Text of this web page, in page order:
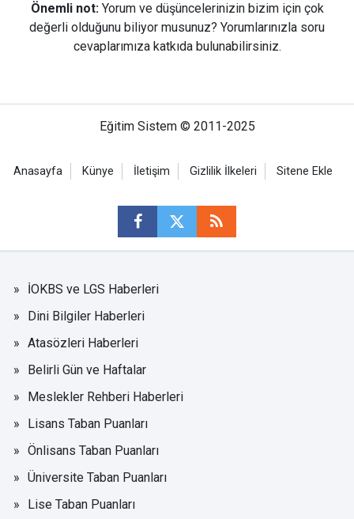
Önemli not: Yorum ve düşüncelerinizin bizim için çok
değerli olduğunu biliyor musunuz? Yorumlarınızla soru
cevaplarımıza katkıda bulunabilirsiniz.
Eğitim Sistem © 2011-2025
Anasayfa Künye İletişim Gizlilik İlkeleri Sitene Ekle
İOKBS ve LGS Haberleri
Dini Bilgiler Haberleri
Atasözleri Haberleri
Belirli Gün ve Haftalar
Meslekler Rehberi Haberleri
Lisans Taban Puanları
Önlisans Taban Puanları
Üniversite Taban Puanları
Lise Taban Puanları